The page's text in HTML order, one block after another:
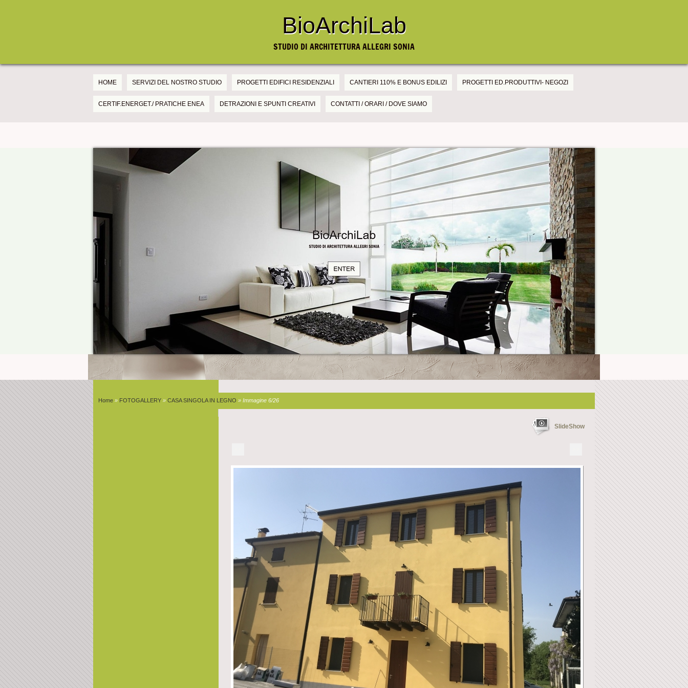
BioArchiLab
STUDIO DI ARCHITETTURA ALLEGRI SONIA
HOME SERVIZI DEL NOSTRO STUDIO PROGETTI EDIFICI RESIDENZIALI CANTIERI 110% E BONUS EDILIZI PROGETTI ED.PRODUTTIVI- NEGOZI
CERTIF.ENERGET./ PRATICHE ENEA DETRAZIONI E SPUNTI CREATIVI CONTATTI / ORARI / DOVE SIAMO
Home » FOTOGALLERY » CASA SINGOLA IN LEGNO » Immagine 6/26
SlideShow